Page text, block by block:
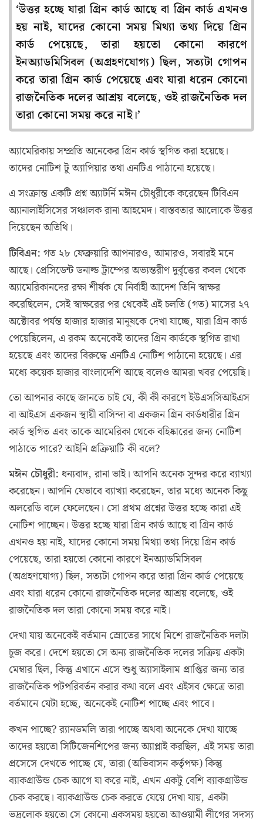
‘উত্তর হচ্ছে যারা গ্রিন কার্ড আছে বা গ্রিন কার্ড এখনও
হয় নাই, যাদের কোনো সময় মিথ্যা তথ্য দিয়ে গ্রিন
কার্ড পেয়েছে, তারা হয়তো কোনো কারণে
ইনঅ্যাডমিসিবল (অগ্রহণযোগ্য) ছিল, সত্যটা গোপন
করে তারা গ্রিন কার্ড পেয়েছে এবং যারা ধরেন কোনো
রাজনৈতিক দলের আশ্রয় বলেছে, ওই রাজনৈতিক দল
তারা কোনো সময় করে নাই।’
অ্যামেরিকায় সম্প্রতি অনেকের গ্রিন কার্ড স্থগিত করা হয়েছে।
তাদের নোটিশ টু অ্যাপিয়ার তথা এনটিএ পাঠানো হয়েছে।
এ সংক্রান্ত একটি প্রশ্ন অ্যাটর্নি মঈন চৌধুরীকে করেছেন টিবিএন
অ্যানালাইসিসের সঞ্চালক রানা আহমেদ। বাস্তবতার আলোকে উত্তর
দিয়েছেন অতিথি।
টিবিএন: গত ২৮ ফেব্রুয়ারি আপনারও, আমারও, সবারই মনে
আছে। প্রেসিডেন্ট ডনাল্ড ট্রাম্পের অভ্যন্তরীণ দুর্বৃত্তের কবল থেকে
অ্যামেরিকানদের রক্ষা শীর্ষক যে নির্বাহী আদেশ তিনি স্বাক্ষর
করেছিলেন, সেই স্বাক্ষরের পর থেকেই এই চলতি (গত) মাসের ২৭
অক্টোবর পর্যন্ত হাজার হাজার মানুষকে দেখা যাচ্ছে, যারা গ্রিন কার্ড
পেয়েছিলেন, এ রকম অনেকেই তাদের গ্রিন কার্ডকে স্থগিত রাখা
হয়েছে এবং তাদের বিরুদ্ধে এনটিএ নোটিশ পাঠানো হয়েছে। এর
মধ্যে কয়েক হাজার বাংলাদেশি আছে বলেও আমরা খবর পেয়েছি।
তো আপনার কাছে জানতে চাই যে, কী কী কারণে ইউএসসিআইএস
বা আইএস একজন স্থায়ী বাসিন্দা বা একজন গ্রিন কার্ডধারীর গ্রিন
কার্ড স্থগিত এবং তাকে আমেরিকা থেকে বহিষ্কারের জন্য নোটিশ
পাঠাতে পারে? আইনি প্রক্রিয়াটি কী বলে?
মঈন চৌধুরী: ধন্যবাদ, রানা ভাই। আপনি অনেক সুন্দর করে ব্যাখ্যা
করেছেন। আপনি যেভাবে ব্যাখ্যা করেছেন, তার মধ্যে অনেক কিছু
অলরেডি বলে ফেলেছেন। সো প্রথম প্রশ্নের উত্তর হচ্ছে কারা এই
নোটিশ পাচ্ছেন। উত্তর হচ্ছে যারা গ্রিন কার্ড আছে বা গ্রিন কার্ড
এখনও হয় নাই, যাদের কোনো সময় মিথ্যা তথ্য দিয়ে গ্রিন কার্ড
পেয়েছে, তারা হয়তো কোনো কারণে ইনঅ্যাডমিসিবল
(অগ্রহণযোগ্য) ছিল, সত্যটা গোপন করে তারা গ্রিন কার্ড পেয়েছে
এবং যারা ধরেন কোনো রাজনৈতিক দলের আশ্রয় বলেছে, ওই
রাজনৈতিক দল তারা কোনো সময় করে নাই।
দেখা যায় অনেকেই বর্তমান স্রোতের সাথে মিশে রাজনৈতিক দলটা
চুজ করে। দেশে হয়তো সে অন্য রাজনৈতিক দলের সক্রিয় একটা
মেম্বার ছিল, কিন্তু এখানে এসে শুধু অ্যাসাইলাম প্রাপ্তির জন্য তার
রাজনৈতিক পটপরিবর্তন করার কথা বলে এবং এইসব ক্ষেত্রে তারা
বর্তমানে যেটা হচ্ছে, অনেকেই নোটিশ পাচ্ছে এবং পাবে।
কখন পাচ্ছে? র‌্যানডমলি তারা পাচ্ছে অথবা অনেকে দেখা যাচ্ছে
তাদের হয়তো সিটিজেনশিপের জন্য অ্যাপ্লাই করছিল, এই সময় তারা
প্রসেসে দেখতে পাচ্ছে যে, তারা (অভিবাসন কর্তৃপক্ষ) কিন্তু
ব্যাকগ্রাউন্ড চেক আগে যা করে নাই, এখন একটু বেশি ব্যাকগ্রাউন্ড
চেক করছে। ব্যাকগ্রাউন্ড চেক করতে যেয়ে দেখা যায়, একটা
ভদ্রলোক হয়তো সে কোনো একসময় হয়তো আওয়ামী লীগের সদস্য